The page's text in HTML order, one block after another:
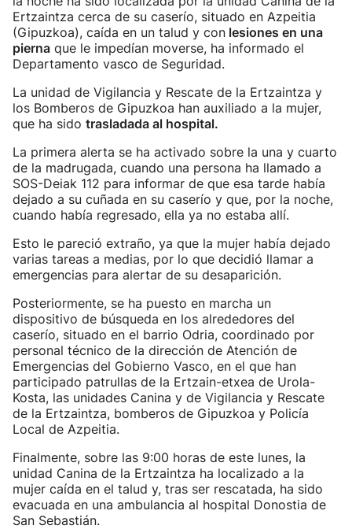
Ertzaintza cerca de su caserío, situado en Azpeitia
(Gipuzkoa), caída en un talud y con lesiones en una
pierna que le impedían moverse, ha informado el
Departamento vasco de Seguridad.
La unidad de Vigilancia y Rescate de la Ertzaintza y
los Bomberos de Gipuzkoa han auxiliado a la mujer,
que ha sido trasladada al hospital.
La primera alerta se ha activado sobre la una y cuarto
de la madrugada, cuando una persona ha llamado a
SOS-Deiak 112 para informar de que esa tarde había
dejado a su cuñada en su caserío y que, por la noche,
cuando había regresado, ella ya no estaba allí.
Esto le pareció extraño, ya que la mujer había dejado
varias tareas a medias, por lo que decidió llamar a
emergencias para alertar de su desaparición.
Posteriormente, se ha puesto en marcha un
dispositivo de búsqueda en los alrededores del
caserío, situado en el barrio Odria, coordinado por
personal técnico de la dirección de Atención de
Emergencias del Gobierno Vasco, en el que han
participado patrullas de la Ertzain-etxea de Urola-
Kosta, las unidades Canina y de Vigilancia y Rescate
de la Ertzaintza, bomberos de Gipuzkoa y Policía
Local de Azpeitia.
Finalmente, sobre las 9:00 horas de este lunes, la
unidad Canina de la Ertzaintza ha localizado a la
mujer caída en el talud y, tras ser rescatada, ha sido
evacuada en una ambulancia al hospital Donostia de
San Sebastián.